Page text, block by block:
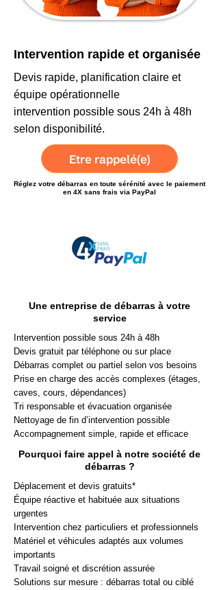
Intervention rapide et organisée
Devis rapide, planification claire et
équipe opérationnelle
intervention possible sous 24h à 48h
selon disponibilité.
Etre rappelé(e)
Réglez votre débarras en toute sérénité avec le paiement
en 4X sans frais via PayPal
Une entreprise de débarras à votre
service
Intervention possible sous 24h à 48h
Devis gratuit par téléphone ou sur place
Débarras complet ou partiel selon vos besoins
Prise en charge des accès complexes (étages,
caves, cours, dépendances)
Tri responsable et évacuation organisée
Nettoyage de fin d’intervention possible
Accompagnement simple, rapide et efficace
Pourquoi faire appel à notre société de
débarras ?
Déplacement et devis gratuits*
Équipe réactive et habituée aux situations
urgentes
Intervention chez particuliers et professionnels
Matériel et véhicules adaptés aux volumes
importants
Travail soigné et discrétion assurée
Solutions sur mesure : débarras total ou ciblé